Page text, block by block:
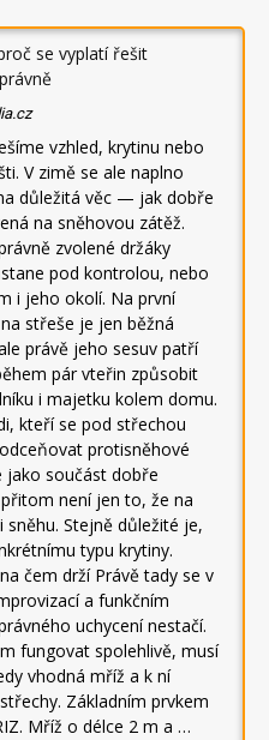
se vyplatí řešit
vzhled, krytinu nebo
V zimě se ale naplno
důležitá věc — jak dobře
na sněhovou zátěž.
zvolené držáky
pod kontrolou, nebo
i jeho okolí. Na první
střeše je jen běžná
právě jeho sesuv patří
pár vteřin způsobit
i majetku kolem domu.
kteří se pod střechou
protisněhové
jako součást dobře
není jen to, že na
Stejně důležité je,
typu krytiny.
čem drží Právě tady se v
a funkčním
uchycení nestačí.
fungovat spolehlivě, musí
vhodná mříž a k ní
Základním prvkem
Mříž o délce 2 m a …